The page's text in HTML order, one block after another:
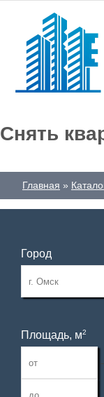
Снять
Главная
Город
Площадь, м2